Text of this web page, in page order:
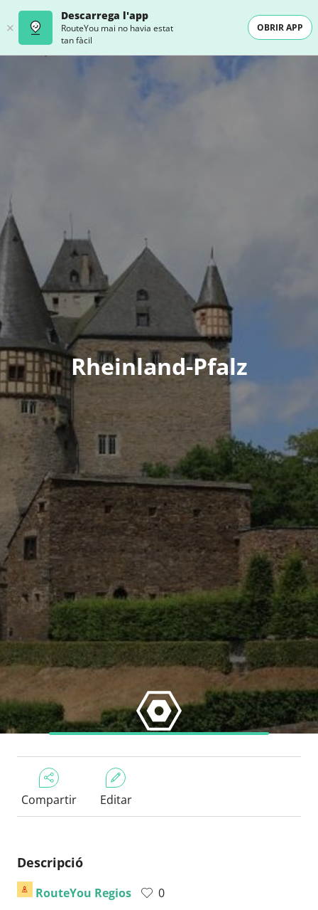
Descarrega l'app
RouteYou mai no havia estat
tan fàcil
OBRIR APP
Rheinland-Pfalz
Compartir Editar
Descripció
RouteYou Regios
0